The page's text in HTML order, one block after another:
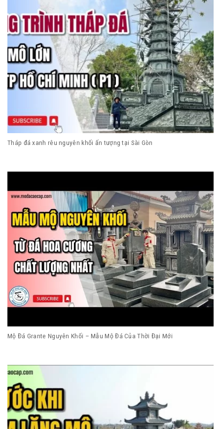
Tháp đá xanh rêu nguyên khối ấn tượng tại Sài Gòn
Mộ Đá Grante Nguyên Khối – Mẫu Mộ Đá Của Thời Đại Mới